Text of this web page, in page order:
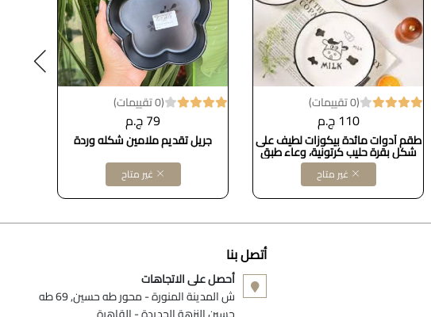
(0 تقييمات)
110 ج.م
طقم أدوات مائدة بيكوزات لطيف على
شكل بقرة حليب كرتونية، وعاء طبق
عشاء سيراميك على شكل بقرة
B0BN7L18MN
غير متاح
(0 تقييمات)
79 ج.م
جريل تقديم ملامين شكله وردة
غير متاح
أتصل بنا
أحصل على الاتجاهات
ش المدينة المنورة - محور طه حسين, 69 طه